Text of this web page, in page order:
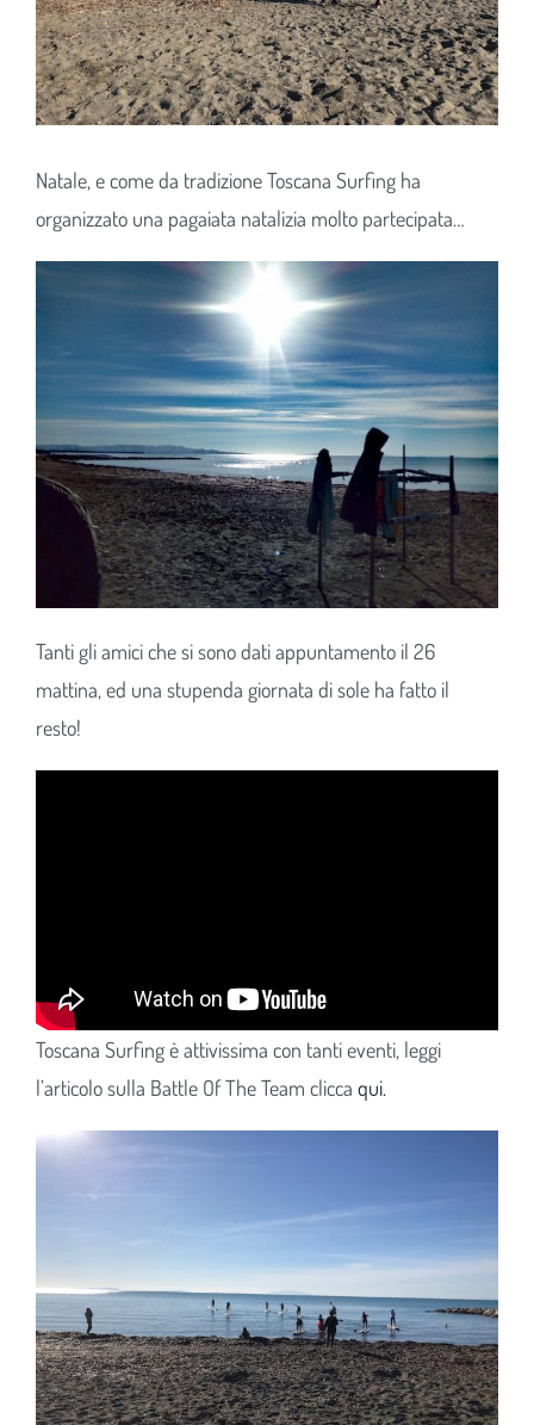
Natale, e come da tradizione Toscana Surfing ha
organizzato una pagaiata natalizia molto partecipata…
Tanti gli amici che si sono dati appuntamento il 26
mattina, ed una stupenda giornata di sole ha fatto il
resto!
Toscana Surfing è attivissima con tanti eventi, leggi
l’articolo sulla Battle Of The Team clicca qui.